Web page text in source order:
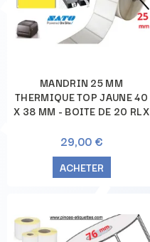
MANDRIN 25 MM
THERMIQUE TOP JAUNE 40
X 38 MM - BOITE DE 20 RLX
29,00 €
ACHETER